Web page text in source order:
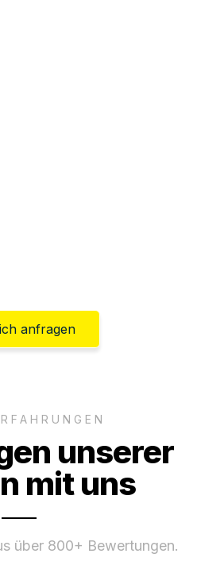
anfragen
unserer
mit uns
über 800+ Bewertungen.